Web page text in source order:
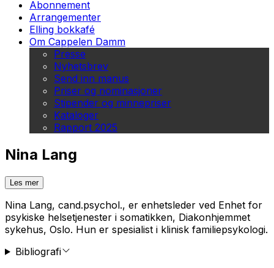
Abonnement
Arrangementer
Elling bokkafé
Om Cappelen Damm
Presse
Nyhetsbrev
Send inn manus
Priser og nominasjoner
Stipender og minnepriser
Kataloger
Rapport 2025
Nina Lang
Les mer
Nina Lang, cand.psychol., er enhetsleder ved Enhet for
psykiske helsetjenester i somatikken, Diakonhjemmet
sykehus, Oslo. Hun er spesialist i klinisk familiepsykologi.
Bibliografi